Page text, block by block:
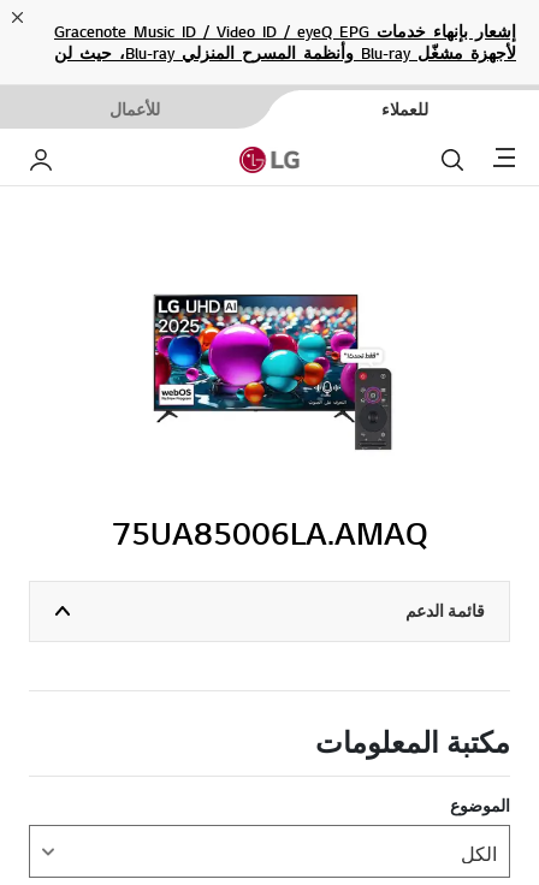
إشعار بإنهاء خدمات Gracenote Music ID / Video ID / eyeQ EPG
لأجهزة مشغّل Blu-ray وأنظمة المسرح المنزلي Blu-ray، حيث لن
للعملاء للأعمال
Menu بحث
75UA85006LA.AMAQ
قائمة الدعم
مكتبة المعلومات
الموضوع